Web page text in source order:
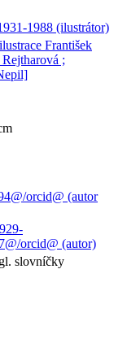
1988 (ilustrátor)
František
;
orcid@ (autor
orcid@ (autor)
slovníčky